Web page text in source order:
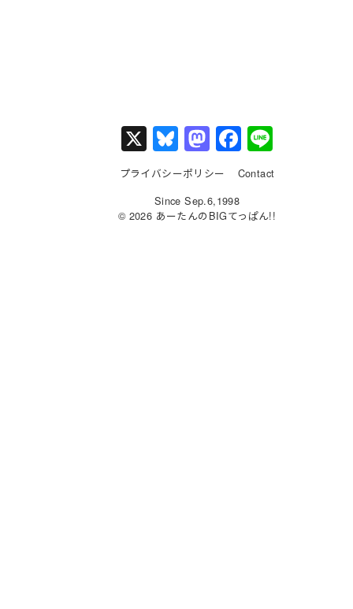
X Bl
u
e
s
M
a
st
o
F
a
c
e
プライバシーポリシー
Contact
Since Sep.6,1998
© 2026 あーたんのBIGてっぱん!!